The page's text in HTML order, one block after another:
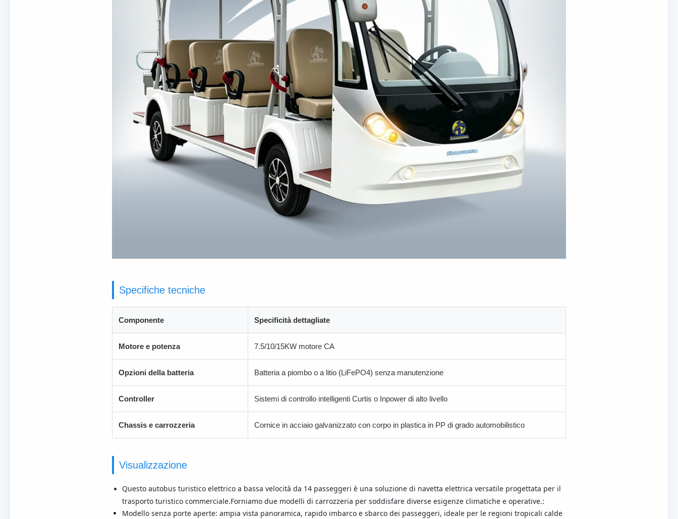
Specifiche tecniche
Componente Specificità dettagliate
Motore e potenza 7.5/10/15KW motore CA
Opzioni della batteria Batteria a piombo o a litio (LiFePO4) senza manutenzione
Controller Sistemi di controllo intelligenti Curtis o Inpower di alto livello
Chassis e carrozzeria Cornice in acciaio galvanizzato con corpo in plastica in PP di grado automobilistico
Visualizzazione
Questo autobus turistico elettrico a bassa velocità da 14 passeggeri è una soluzione di navetta elettrica versatile progettata per il
trasporto turistico commerciale.Forniamo due modelli di carrozzeria per soddisfare diverse esigenze climatiche e operative.:
Modello senza porte aperte: ampia vista panoramica, rapido imbarco e sbarco dei passeggeri, ideale per le regioni tropicali calde